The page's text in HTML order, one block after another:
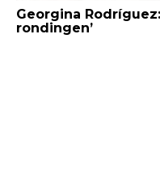
Georgina
rondingen’